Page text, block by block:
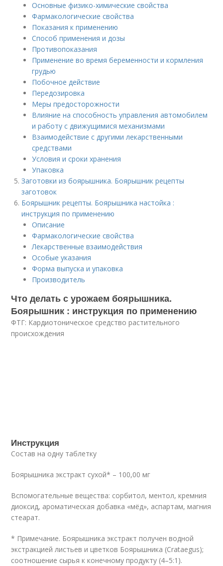
Основные физико-химические свойства
Фармакологические свойства
Показания к применению
Способ применения и дозы
Противопоказания
Применение во время беременности и кормления
грудью
Побочное действие
Передозировка
Меры предосторожности
Влияние на способность управления автомобилем
и работу с движущимися механизмами
Взаимодействие с другими лекарственными
средствами
Условия и сроки хранения
Упаковка
Заготовки из боярышника. Боярышник рецепты
заготовок
Боярышник рецепты. Боярышника настойка :
инструкция по применению
Описание
Фармакологические свойства
Лекарственные взаимодействия
Особые указания
Форма выпуска и упаковка
Производитель
Что делать с урожаем боярышника.
Боярышник : инструкция по применению
ФТГ: Кардиотоническое средство растительного
происхождения
Инструкция
Состав на одну таблетку
Боярышника экстракт сухой* – 100,00 мг
Вспомогательные вещества: сорбитол, ментол, кремния
диоксид, ароматическая добавка «мёд», аспартам, магния
стеарат.
* Примечание. Боярышника экстракт получен водной
экстракцией листьев и цветков Боярышника (Crataegus);
соотношение сырья к конечному продукту (4–5:1).